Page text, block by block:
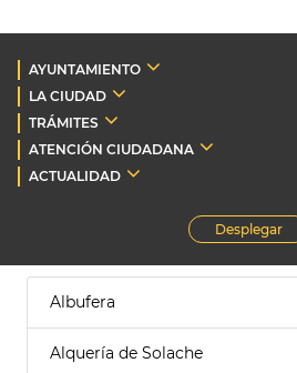
AYUNTAMIENTO
LA CIUDAD
TRÁMITES
ATENCIÓN CIUDADANA
ACTUALIDAD
Desplegar
Albufera
Alquería de Solache